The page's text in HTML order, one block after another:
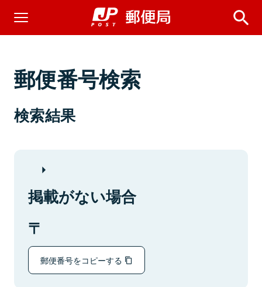
郵便番号検索
検索結果
掲載がない場合
郵便番号をコピーする